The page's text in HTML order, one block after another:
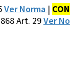
Ver Norma |
Art. 29Ver